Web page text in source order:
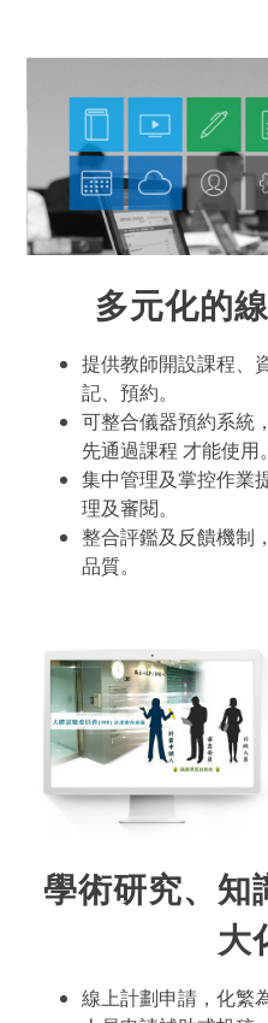
多元化的
提供教師開設課程、
記、預約。
可整合儀器預約系統
先通過課程 才能使用。
集中管理及掌控作業
理及審閱。
整合評鑑及反饋機制
品質。
學術研究、知
大
線上計劃申請，化繁